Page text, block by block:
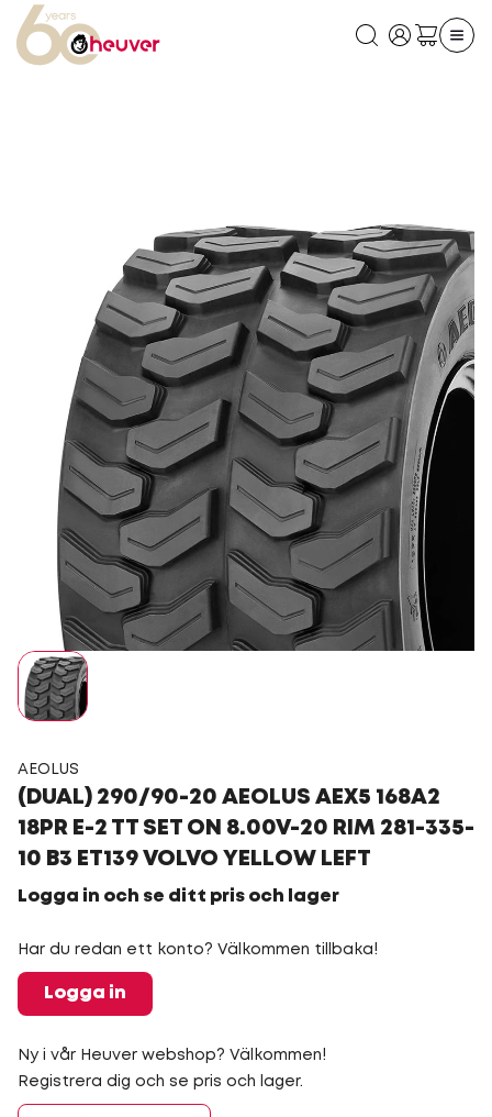
AEOLUS
(DUAL) 290/90-20 AEOLUS AEX5 168A2
18PR E-2 TT SET ON 8.00V-20 RIM 281-335-
10 B3 ET139 VOLVO YELLOW LEFT
Logga in och se ditt pris och lager
Har du redan ett konto? Välkommen tillbaka!
Logga in
Ny i vår Heuver webshop? Välkommen!
Registrera dig och se pris och lager.